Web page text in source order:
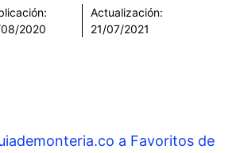
2020
Actualización:
21/07/2021
a Favoritos de